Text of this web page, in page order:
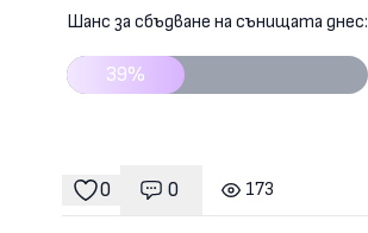
Шанс за сбъдване на сънищата днес:
39%
0
харесвания
0
Коментари
173
гледания